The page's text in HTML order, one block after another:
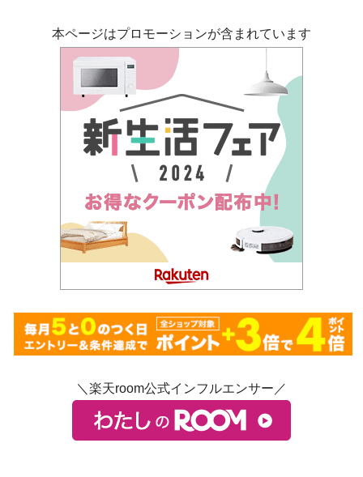
本ページはプロモーションが含まれています
＼楽天room公式インフルエンサー／